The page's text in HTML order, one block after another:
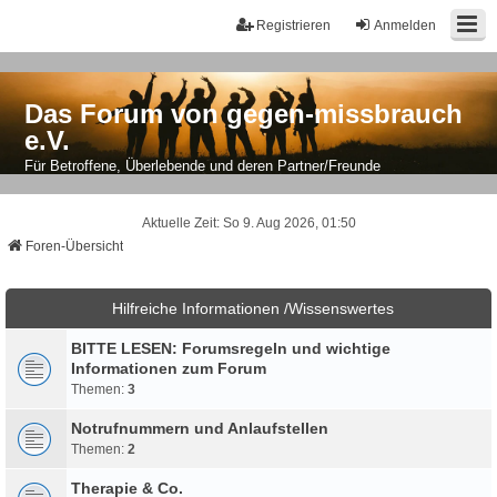
Anmelden
Registrieren
Das Forum von gegen-missbrauch
e.V.
Für Betroffene, Überlebende und deren Partner/Freunde
Aktuelle Zeit: So 9. Aug 2026, 01:50
Foren-Übersicht
Hilfreiche Informationen /Wissenswertes
BITTE LESEN: Forumsregeln und wichtige
Informationen zum Forum
Themen: 3
Notrufnummern und Anlaufstellen
Themen: 2
Therapie & Co.